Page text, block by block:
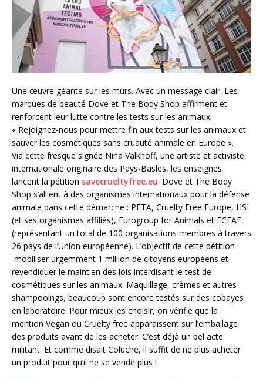
Une œuvre géante sur les murs. Avec un message clair. Les
marques de beauté Dove et The Body Shop affirment et
renforcent leur lutte contre les tests sur les animaux.
« Rejoignez-nous pour mettre fin aux tests sur les animaux et
sauver les cosmétiques sans cruauté animale en Europe ».
Via cette fresque signée Nina Valkhoff, une artiste et activiste
internationale originaire des Pays-Basles, les enseignes
lancent la pétition savecrueltyfree.eu. Dove et The Body
Shop s’allient à des organismes internationaux pour la défense
animale dans cette démarche : PETA, Cruelty Free Europe, HSI
(et ses organismes affiliés), Eurogroup for Animals et ECEAE
(représentant un total de 100 organisations membres à travers
26 pays de l’Union européenne). L’objectif de cette pétition :
mobiliser urgemment 1 million de citoyens européens et
revendiquer le maintien des lois interdisant le test de
cosmétiques sur les animaux. Maquillage, crèmes et autres
shampooings, beaucoup sont encore testés sur des cobayes
en laboratoire. Pour mieux les choisir, on vérifie que la
mention Vegan ou Cruelty free apparaissent sur l’emballage
des produits avant de les acheter. C’est déjà un bel acte
militant. Et comme disait Coluche, il suffit de ne plus acheter
un produit pour qu’il ne se vende plus !